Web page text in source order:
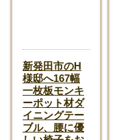
新発田市のH
様邸へ167幅
一枚板モンキ
ーポット材ダ
イニングテー
ブル、腰に優